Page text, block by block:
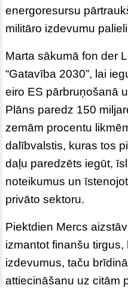
energoresursu
militāro izdevumu
Marta sākumā fon der
“Gatavība 2030”, lai
eiro ES pārbruņošanā
Plāns paredz 150
zemām procentu
dalībvalstis, kuras tos
daļu paredzēts iegūt,
noteikumus un
privāto sektoru.
Piektdien Mercs
izmantot finanšu
izdevumus, taču
attiecināšanu uz citām